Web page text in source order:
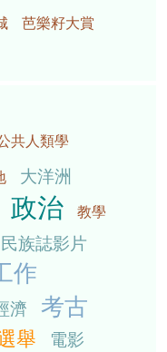
芭樂籽大賞
共人類學
大洋洲
政治 教學
民族誌影片
作
濟 考古
舉
電影